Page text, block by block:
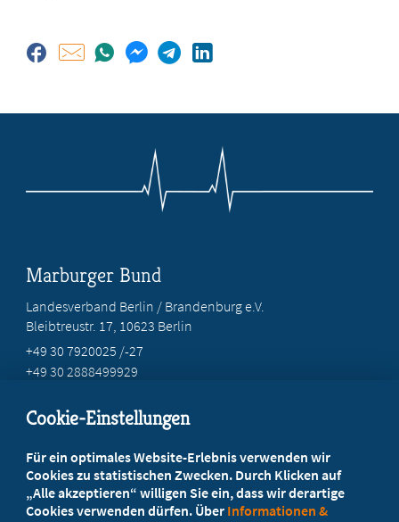
Marburger Bund
Landesverband Berlin / Brandenburg e.V.
Bleibtreustr. 17, 10623 Berlin
+49 30 7920025 /-27
+49 30 2888499929
Ihr Landesverband berät Sie!
Cookie-Einstellungen
Für ein optimales Website-Erlebnis verwenden wir
Cookies zu statistischen Zwecken. Durch Klicken auf
„Alle akzeptieren“ willigen Sie ein, dass wir derartige
Cookies verwenden dürfen. Über Informationen &